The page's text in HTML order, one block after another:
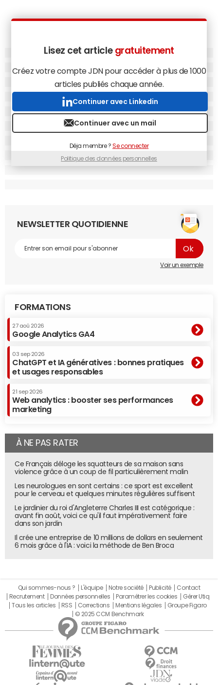
Lisez cet article gratuitement
Créez votre compte JDN pour accéder à plus de 1000
articles publiés chaque année.
Continuer avec Linkedin
Continuer avec un mail
Déja membre ?Se connecter
Politique des données personnelles
NEWSLETTER QUOTIDIENNE
Voir un exemple
FORMATIONS
27 aoû 2026
Google Analytics GA4
03 sep 2026
ChatGPT et IA génératives : bonnes pratiques
et usages responsables
21 sep 2026
Web analytics : booster ses performances
marketing
À NE PAS RATER
Ce Français déloge les squatteurs de sa maison sans
violence grâce à un coup de fil particulièrement malin
Les neurologues en sont certains : ce sport est excellent
pour le cerveau et quelques minutes régulières suffisent
Le jardinier du roi d'Angleterre Charles III est catégorique :
avant fin août, voici ce qu'il faut impérativement faire
dans son jardin
Il crée une entreprise de 10 millions de dollars en seulement
6 mois grâce à l'IA : voici la méthode de Ben Broca
Qui sommes-nous ? L'équipe Notre société Publicité
Contact
Recrutement
Données personnelles Paramétrer les cookies
Gérer Utiq
Tous les articles
RSS Corrections Mentions légales
Groupe Figaro
© 2025 CCM Benchmark